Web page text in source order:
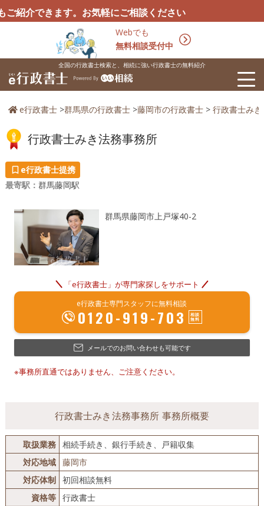
Webでも
無料相談受付中
きます。お気軽にご相談ください
全国の行政書士検索と、相続に強い行政書士の無料紹介
e行政書士>群馬県の行政書士>藤岡市の行政書士> 行政書士み
行政書士みき法務事務所
e行政書士提携
最寄駅： 群馬藤岡駅
群馬県藤岡市上戸塚40-2
「e行政書士」が専門家探しをサポート
e行政書士専門スタッフに無料相談
0120-919-703
メールでのお問い合わせも可能です
※事務所直通ではありません、ご注意ください。
行政書士みき法務事務所 事務所概要
取扱業務 相続手続き、銀行手続き、戸籍収集
対応地域 藤岡市
対応体制 初回相談無料
資格等 行政書士